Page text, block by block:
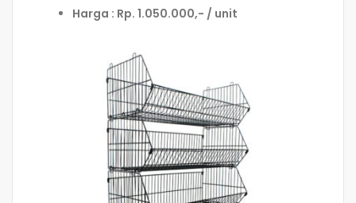
Harga : Rp. 1.050.000,- / unit